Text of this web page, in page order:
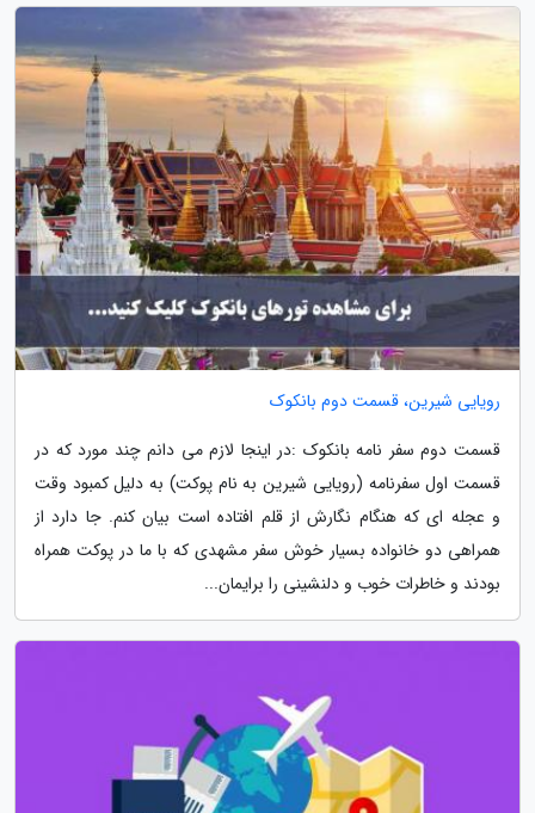
رویایی شیرین، قسمت دوم بانکوک
قسمت دوم سفر نامه بانکوک :در اینجا لازم می دانم چند مورد که در
قسمت اول سفرنامه (رویایی شیرین به نام پوکت) به دلیل کمبود وقت
و عجله ای که هنگام نگارش از قلم افتاده است بیان کنم. جا دارد از
همراهی دو خانواده بسیار خوش سفر مشهدی که با ما در پوکت همراه
بودند و خاطرات خوب و دلنشینی را برایمان...